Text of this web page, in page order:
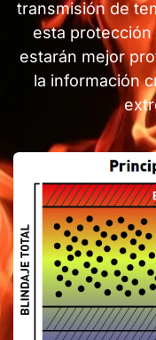
transmisión de
esta
estarán mejor
la información